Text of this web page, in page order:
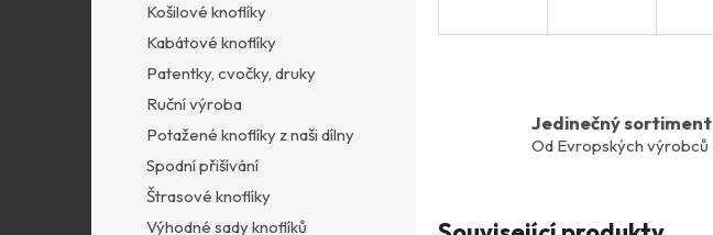
Košilové knoflíky
Kabátové knoflíky
Patentky, cvočky, druky
Ruční výroba
Potažené knoflíky z naši dílny
Spodní přišívání
Štrasové knoflíky
Výhodné sady knoflíků
Jedinečný sortiment
Od Evropských výrobců